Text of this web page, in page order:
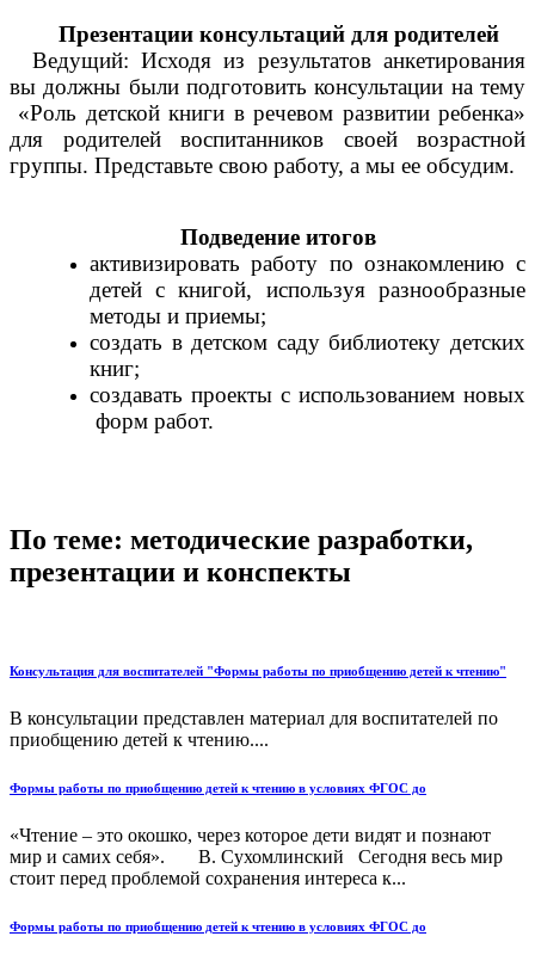
Презентации консультаций для родителей
Ведущий: Исходя из результатов анкетирования
вы должны были подготовить консультации на тему
«Роль детской книги в речевом развитии ребенка»
для родителей воспитанников своей возрастной
группы. Представьте свою работу, а мы ее обсудим.
Подведение итогов
активизировать работу по ознакомлению с
детей с книгой, используя разнообразные
методы и приемы;
создать в детском саду библиотеку детских
книг;
создавать проекты с использованием новых
форм работ.
По теме: методические разработки,
презентации и конспекты
Консультация для воспитателей "Формы работы по приобщению детей к чтению"
В консультации представлен материал для воспитателей по
приобщению детей к чтению....
Формы работы по приобщению детей к чтению в условиях ФГОС до
«Чтение – это окошко, через которое дети видят и познают
мир и самих себя». В. Сухомлинский Сегодня весь мир
стоит перед проблемой сохранения интереса к...
Формы работы по приобщению детей к чтению в условиях ФГОС до